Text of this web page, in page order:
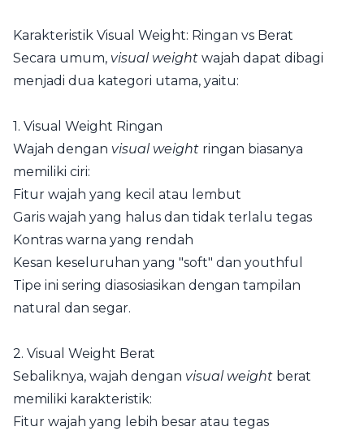
Karakteristik Visual Weight: Ringan vs Berat
Secara umum, visual weight wajah dapat dibagi
menjadi dua kategori utama, yaitu:
1. Visual Weight Ringan
Wajah dengan visual weight ringan biasanya
memiliki ciri:
Fitur wajah yang kecil atau lembut
Garis wajah yang halus dan tidak terlalu tegas
Kontras warna yang rendah
Kesan keseluruhan yang "soft" dan youthful
Tipe ini sering diasosiasikan dengan tampilan
natural dan segar.
2. Visual Weight Berat
Sebaliknya, wajah dengan visual weight berat
memiliki karakteristik:
Fitur wajah yang lebih besar atau tegas